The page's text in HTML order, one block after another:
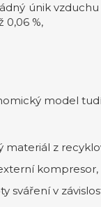
únik
0,06 %,
model
materiál z
kompresor,
sváření v